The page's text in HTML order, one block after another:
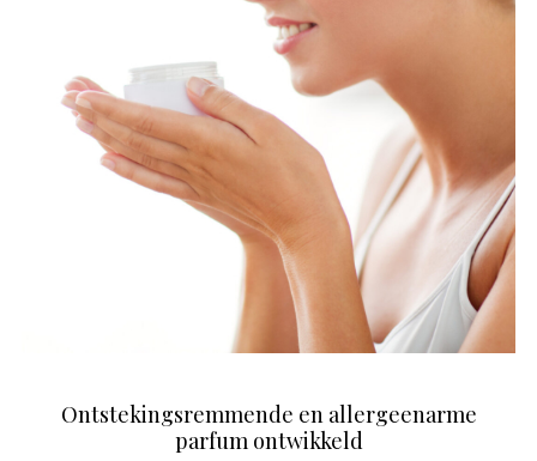
Ontstekingsremmende en allergeenarme
parfum ontwikkeld